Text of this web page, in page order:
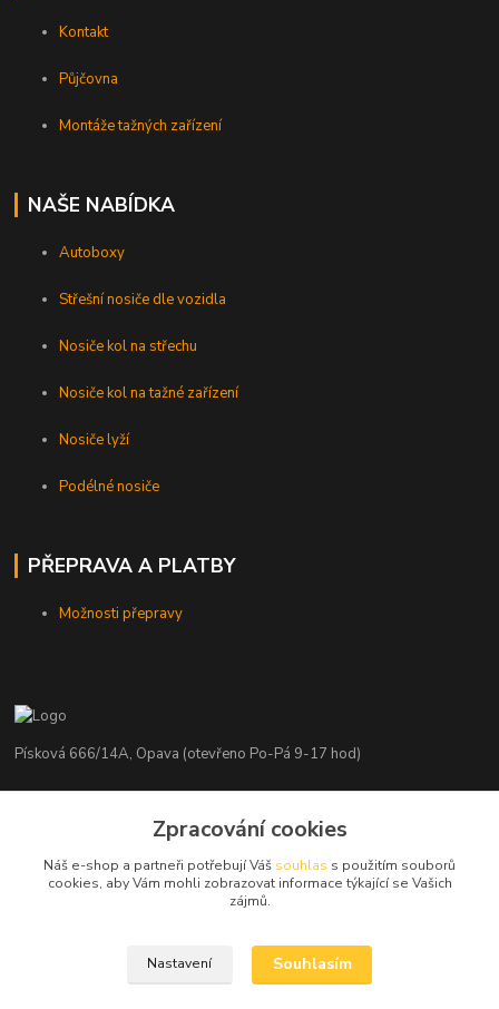
Kontakt
Půjčovna
Montáže tažných zařízení
NAŠE NABÍDKA
Autoboxy
Střešní nosiče dle vozidla
Nosiče kol na střechu
Nosiče kol na tažné zařízení
Nosiče lyží
Podélné nosiče
PŘEPRAVA A PLATBY
Možnosti přepravy
Písková 666/14A, Opava (otevřeno Po-Pá 9-17 hod)
+420 776 839 986
info@nosice.com
Zpracování cookies
Náš e-shop a partneři potřebují Váš souhlas s použitím souborů
cookies, aby Vám mohli zobrazovat informace týkající se Vašich
zájmů.
Nastavení Souhlasím